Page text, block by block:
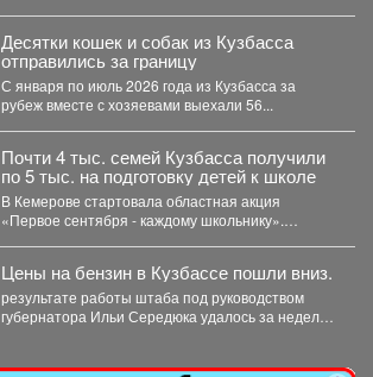
Десятки кошек и собак из Кузбасса
отправились за границу
С января по июль 2026 года из Кузбасса за
рубеж вместе с хозяевами выехали 56...
Почти 4 тыс. семей Кузбасса получили
по 5 тыс. на подготовку детей к школе
В Кемерове стартовала областная акция
«Первое сентября - каждому школьнику».
Цены на бензин в Кузбассе пошли вниз.
результате работы штаба под руководством
губернатора Ильи Середюка удалось за неделю